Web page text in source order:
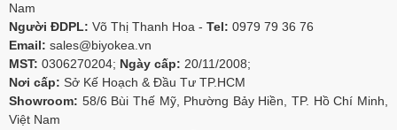
Nam
Người ĐDPL: Võ Thị Thanh Hoa - Tel: 0979 79 36 76
Email: sales@biyokea.vn
MST: 0306270204; Ngày cấp: 20/11/2008;
Nơi cấp: Sở Kế Hoạch & Đầu Tư TP.HCM
Showroom: 58/6 Bùi Thế Mỹ, Phường Bảy Hiền, TP. Hồ Chí Minh,
Việt Nam